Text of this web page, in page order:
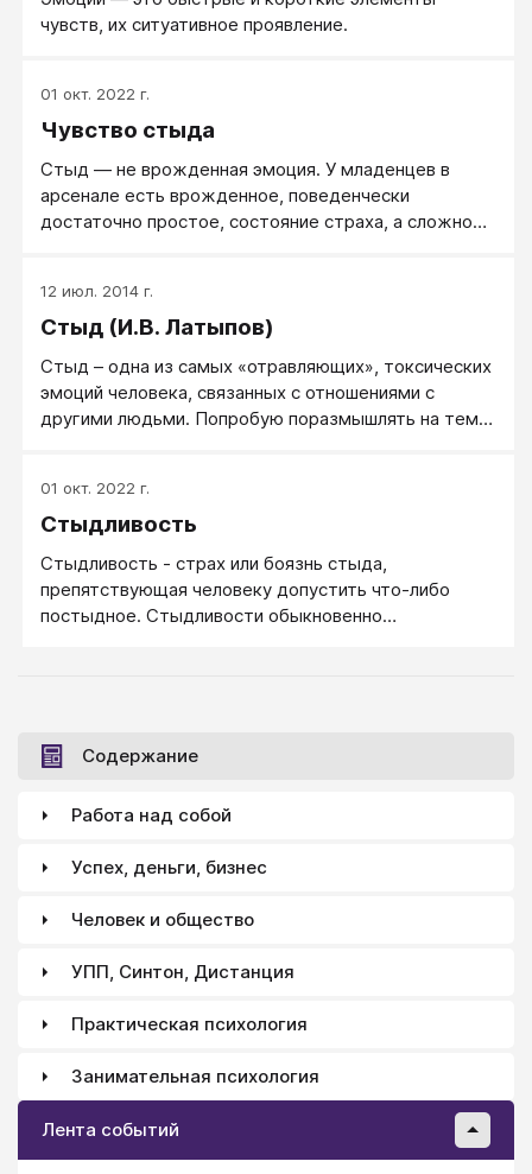
чувств, их ситуативное проявление.
01 окт. 2022 г.
Чувство стыда
Стыд ― не врожденная эмоция. У младенцев в
арсенале есть врожденное, поведенчески
достаточно простое, состояние страха, а сложное
12 июл. 2014 г.
Стыд (И.В. Латыпов)
Стыд – одна из самых «отравляющих», токсических
эмоций человека, связанных с отношениями с
другими людьми. Попробую поразмышлять на тему
дефективности. Когда я думаю о стыде, то первым
делом приходят телесные ощущения. Стыд связан
уши-шея-руки, выступает пот, ноги слабеют, в груди
– ощущение провала, в который ухаешь всем своим
существом.
01 окт. 2022 г.
Стыдливость
Стыдливость - страх или боязнь стыда,
препятствующая человеку допустить что-либо
постыдное. Стыдливости обыкновенно
Содержание
Работа над собой
Успех, деньги, бизнес
Человек и общество
УПП, Синтон, Дистанция
Практическая психология
Занимательная психология
Лента событий